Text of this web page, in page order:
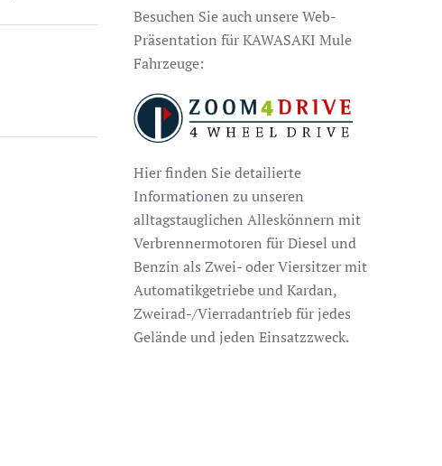
Besuchen Sie auch unsere Web-
Präsentation für KAWASAKI Mule
Fahrzeuge:
Hier finden Sie detailierte
Informationen zu unseren
alltagstauglichen Alleskönnern mit
Verbrennermotoren für Diesel und
Benzin als Zwei- oder Viersitzer mit
Automatikgetriebe und Kardan,
Zweirad-/Vierradantrieb für jedes
Gelände und jeden Einsatzzweck.